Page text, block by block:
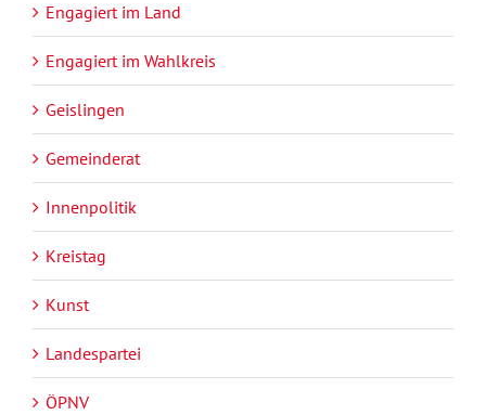
Engagiert im Land
Engagiert im Wahlkreis
Geislingen
Gemeinderat
Innenpolitik
Kreistag
Kunst
Landespartei
ÖPNV